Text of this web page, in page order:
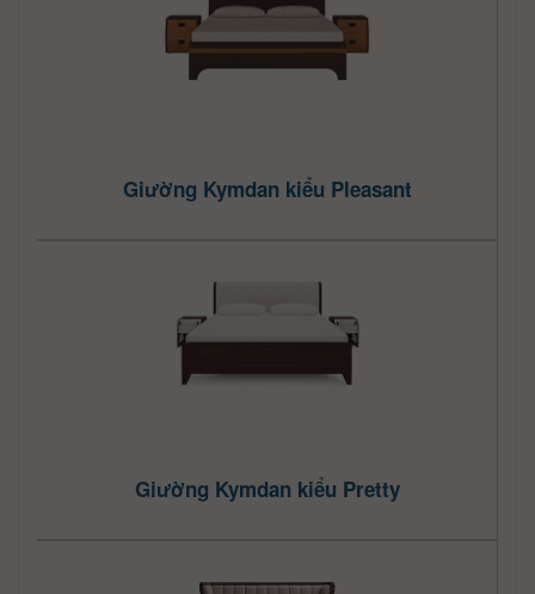
Giường Kymdan kiểu Pleasant
Giường Kymdan kiểu Pretty